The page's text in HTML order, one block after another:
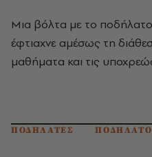
Μια βόλτα με το
έφτιαχνε αμέσως τη
μαθήματα και τις
ΠΟΔΗΛΑΤΕΣ ΠΟΔΗΛΑΤΟ